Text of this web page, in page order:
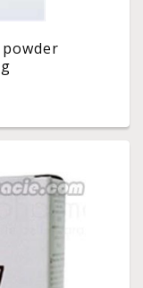
powder